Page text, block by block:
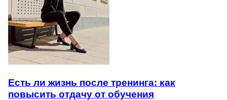
Есть ли жизнь после тренинга: как
повысить отдачу от обучения